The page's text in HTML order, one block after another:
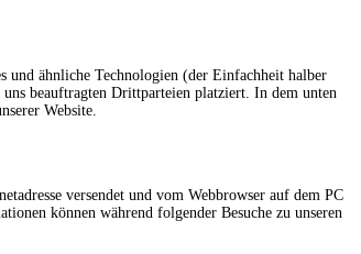
und ähnliche Technologien (der Einfachheit halber
beauftragten Drittparteien platziert. In dem unten
Website.
versendet und vom Webbrowser auf dem PC
können während folgender Besuche zu unseren